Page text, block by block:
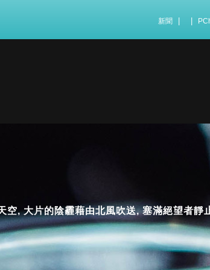
新聞
, 大片的陰霾藉由北風吹送, 塞滿絕望者靜